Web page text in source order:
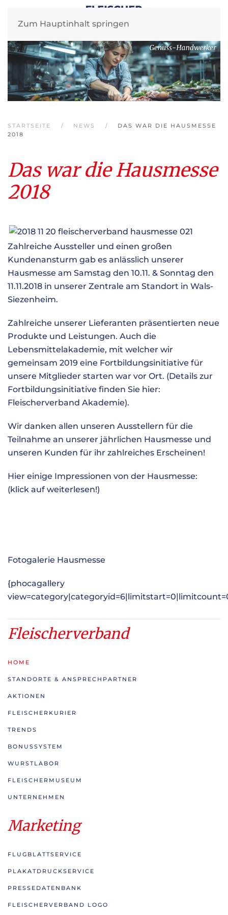
Zum Hauptinhalt springen
STARTSEITE NEWS
DAS WAR DIE HAUSMESSE
2018
Das war die Hausmesse
2018
Zahlreiche Aussteller und einen großen
Kundenansturm gab es anlässlich unserer
Hausmesse am Samstag den 10.11. & Sonntag den
11.11.2018 in unserer Zentrale am Standort in Wals-
Siezenheim.
Zahlreiche unserer Lieferanten präsentierten neue
Produkte und Leistungen. Auch die
Lebensmittelakademie, mit welcher wir
gemeinsam 2019 eine Fortbildungsinitiative für
unsere Mitglieder starten war vor Ort. (Details zur
Fortbildungsinitiative finden Sie hier:
Fleischerverband Akademie).
Wir danken allen unseren Ausstellern für die
Teilnahme an unserer jährlichen Hausmesse und
unseren Kunden für ihr zahlreiches Erscheinen!
Hier einige Impressionen von der Hausmesse:
(klick auf weiterlesen!)
Fotogalerie Hausmesse
{phocagallery
Fleischerverband
HOME
STANDORTE & ANSPRECHPARTNER
AKTIONEN
FLEISCHERKURIER
TRENDS
BONUSSYSTEM
WURSTLABOR
FLEISCHERMUSEUM
UNTERNEHMEN
Marketing
FLUGBLATTSERVICE
PLAKATDRUCKSERVICE
PRESSEDATENBANK
FLEISCHERVERBAND LOGO